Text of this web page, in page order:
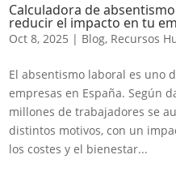
Calculadora de
reducir el impacto en tu
Oct 8, 2025 | Blog, Recursos
El absentismo laboral es uno
empresas en España. Según
millones de trabajadores se
distintos motivos, con un
los costes y el bienestar...